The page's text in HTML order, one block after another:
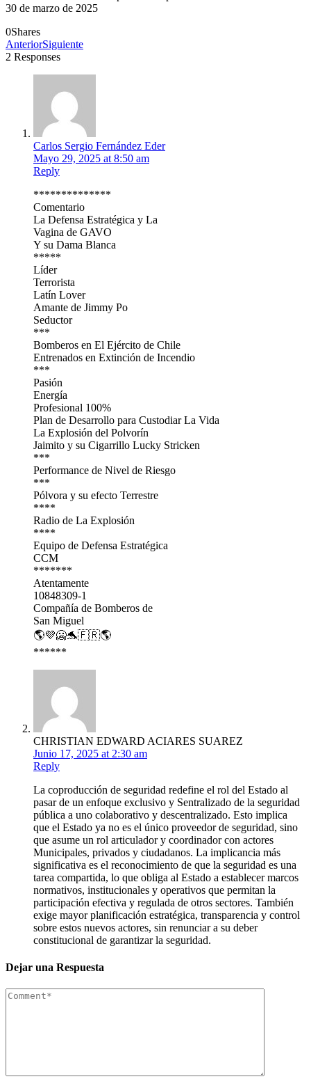
30 de marzo de 2025
0Shares
AnteriorSiguiente
2 Responses
Carlos Sergio Fernández Eder
Mayo 29, 2025 at 8:50 am
Reply
**************
Comentario
La Defensa Estratégica y La
Vagina de GAVO
Y su Dama Blanca
*****
Líder
Terrorista
Latín Lover
Amante de Jimmy Po
Seductor
***
Bomberos en El Ejército de Chile
Entrenados en Extinción de Incendio
***
Pasión
Energía
Profesional 100%
Plan de Desarrollo para Custodiar La Vida
La Explosión del Polvorín
Jaimito y su Cigarrillo Lucky Stricken
***
Performance de Nivel de Riesgo
***
Pólvora y su efecto Terrestre
****
Radio de La Explosión
****
Equipo de Defensa Estratégica
CCM
*******
Atentamente
10848309-1
Compañía de Bomberos de
San Miguel
🌎💜🥶🐬🇫🇷🌎
******
CHRISTIAN EDWARD ACIARES SUAREZ
Junio 17, 2025 at 2:30 am
Reply
La coproducción de seguridad redefine el rol del Estado al
pasar de un enfoque exclusivo y Sentralizado de la seguridad
pública a uno colaborativo y descentralizado. Esto implica
que el Estado ya no es el único proveedor de seguridad, sino
que asume un rol articulador y coordinador con actores
Municipales, privados y ciudadanos. La implicancia más
significativa es el reconocimiento de que la seguridad es una
tarea compartida, lo que obliga al Estado a establecer marcos
normativos, institucionales y operativos que permitan la
participación efectiva y regulada de otros sectores. También
exige mayor planificación estratégica, transparencia y control
sobre estos nuevos actores, sin renunciar a su deber
constitucional de garantizar la seguridad.
Dejar una Respuesta